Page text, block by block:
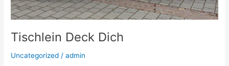
Tischlein Deck Dich
Uncategorized /admin